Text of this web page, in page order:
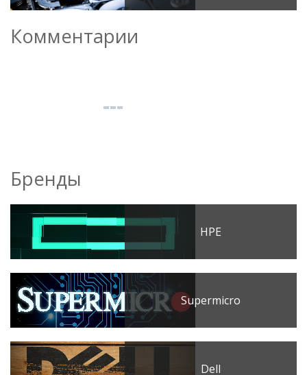
Комментарии
Бренды
HPE
Supermicro
Dell